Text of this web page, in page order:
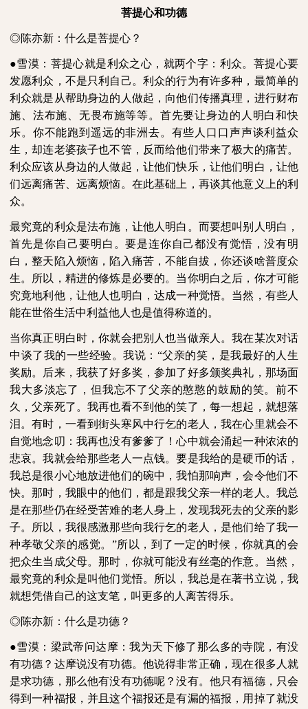
菩提心和功德
◎陈亦新：什么是菩提心？
●雪漠：菩提心就是利众之心，就两个字：利众。菩提心要
发愿利众，不是只利自己。利众的行为有许多种，最简单的
利众就是从帮助身边的人做起，向他们传播真理，进行财布
施、法布施、无畏布施等等。首先要让身边的人明白和快
乐。你不能跑到遥远的非洲去。有些人口口声声谈利益众
生，却连老婆孩子也不管，反而给他们带来了极大的痛苦。
利众应该从身边的人做起，让他们快乐，让他们明白，让他
们远离痛苦、远离烦恼。在此基础上，再谈其他意义上的利
众。
最究竟的利众是法布施，让他人明白。而要想叫别人明白，
首先是你自己要明白。要是连你自己都没有觉悟，没有明
白，整天陷入烦恼，陷入痛苦，不能自拔，你还谈啥普度众
生。所以，精进的修炼是必要的。当你明白之后，你才可能
究竟地利他，让他人也明白，达成一种觉悟。当然，有些人
能在世俗生活中利益他人也是值得称道的。
当你真正明白时，你就会把别人也当做亲人。我在某次对话
中谈了我的一些经验。我说：“父亲的笑，是我最好的人生
奖励。后来，我获了好多奖，参加了好多颁奖典礼，那场面
我大多淡忘了，但我忘不了父亲的憨憨的鼓励的笑。前不
久，父亲死了。我再也看不到他的笑了，每一想起，就想落
泪。有时，一看到街头寒风中行乞的老人，我在心里就会不
自觉地念叨：我再也没有爹爹了！心中就会涌起一种浓浓的
悲哀。我就会给那些老人一点钱。要是我给的是硬币的话，
我总是很小心地放进他们的碗中，我怕那响声，会令他们不
快。那时，我眼中的他们，都是跟我父亲一样的老人。我总
是在那些仍在经受苦难的老人身上，发现我死去的父亲的影
子。所以，我很感激那些向我行乞的老人，是他们给了我一
种孝敬父亲的感觉。”所以，到了一定的时候，你就真的会
把众生当成父母。那时，你就可能没有丝毫的作意。当然，
最究竟的利众是叫他们觉悟。所以，我总是在著书立说，我
就想凭借自己的这支笔，叫更多的人离苦得乐。
◎陈亦新：什么是功德？
●雪漠：梁武帝问达摩：我为天下修了那么多的寺院，有没
有功德？达摩说没有功德。他说得非常正确，现在很多人就
是求功德，那么他有没有功德呢？没有。他只有福德，只会
得到一种福报，并且这个福报还是有漏的福报，用掉了就没